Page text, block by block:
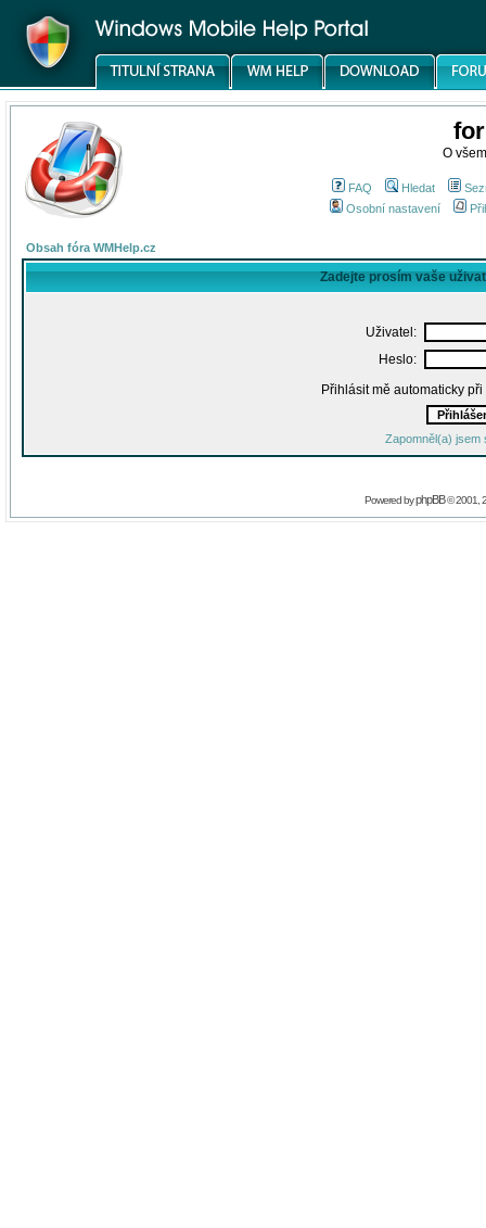
O
FAQ Hledat
Osobní nastavení
Obsah fóra WMHelp.cz
Zadejte prosím vaše
Uživatel:
Heslo:
Přihlásit mě automaticky
Zapomněl(a) jsem
Powered byphpBB© 2001,